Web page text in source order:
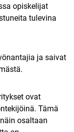
opiskelijat
tulevina
ja saivat
ovat
Tämä
osaltaan